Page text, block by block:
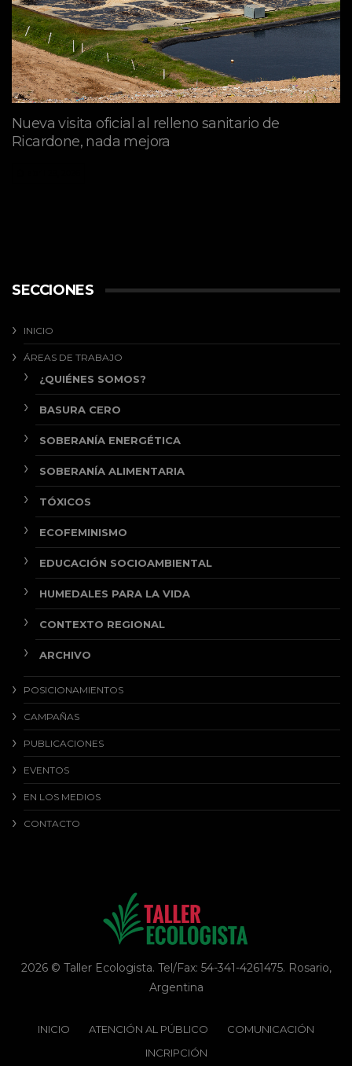
Nueva visita oficial al relleno sanitario de
Ricardone, nada mejora
SECCIONES
INICIO
ÁREAS DE TRABAJO
¿QUIÉNES SOMOS?
BASURA CERO
SOBERANÍA ENERGÉTICA
SOBERANÍA ALIMENTARIA
TÓXICOS
ECOFEMINISMO
EDUCACIÓN SOCIOAMBIENTAL
HUMEDALES PARA LA VIDA
CONTEXTO REGIONAL
ARCHIVO
POSICIONAMIENTOS
CAMPAÑAS
PUBLICACIONES
EVENTOS
EN LOS MEDIOS
CONTACTO
2026 © Taller Ecologista. Tel/Fax: 54-341-4261475. Rosario,
Argentina
INICIO ATENCIÓN AL PÚBLICO
COMUNICACIÓN
INCRIPCIÓN